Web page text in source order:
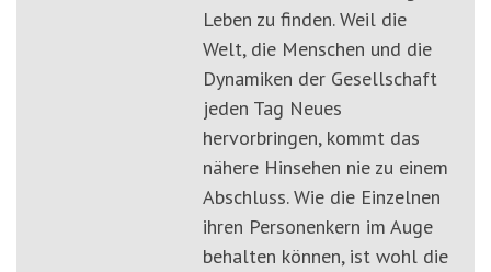
Leben zu finden. Weil die
Welt, die Menschen und die
Dynamiken der Gesellschaft
jeden Tag Neues
hervorbringen, kommt das
nähere Hinsehen nie zu einem
Abschluss. Wie die Einzelnen
ihren Personenkern im Auge
behalten können, ist wohl die